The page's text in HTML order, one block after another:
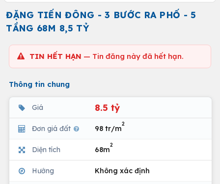
ĐẶNG TIẾN ĐÔNG - 3 BƯỚC RA PHỐ - 5
TẦNG 68M 8,5 TỶ
TIN HẾT HẠN — Tin đăng này đã hết hạn.
Thông tin chung
Giá 8.5 tỷ
Đơn giá đất 98 tr/m
2
Diện tích 68m
2
Hướng Không xác định